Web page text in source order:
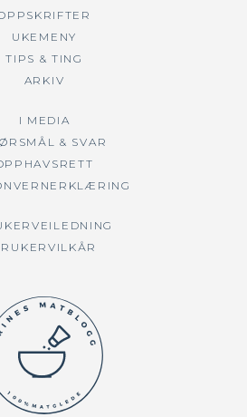
UKEMENY
TIPS & TING
ARKIV
I MEDIA
& SVAR